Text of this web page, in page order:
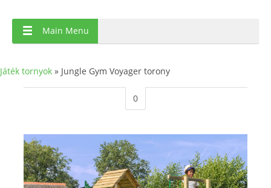
Main Menu
Játék tornyok » Jungle Gym Voyager torony
0